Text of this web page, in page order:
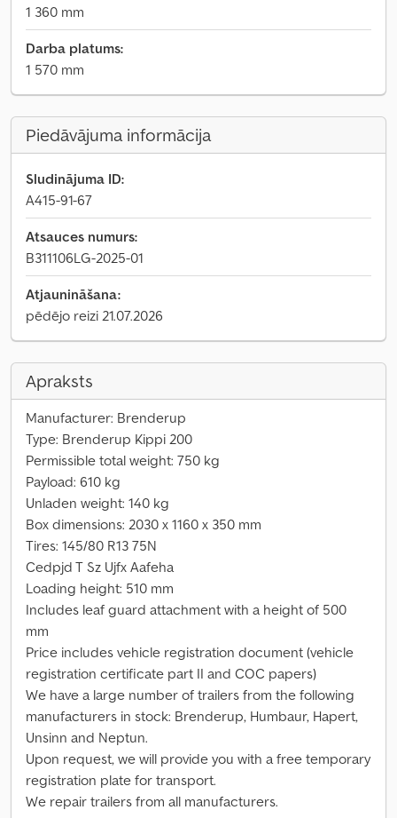
1 360 mm
Darba platums:
1 570 mm
Piedāvājuma informācija
Sludinājuma ID:
A415-91-67
Atsauces numurs:
B311106LG-2025-01
Atjaunināšana:
pēdējo reizi 21.07.2026
Apraksts
Manufacturer: Brenderup
Type: Brenderup Kippi 200
Permissible total weight: 750 kg
Payload: 610 kg
Unladen weight: 140 kg
Box dimensions: 2030 x 1160 x 350 mm
Tires: 145/80 R13 75N
Cedpjd T Sz Ujfx Aafeha
Loading height: 510 mm
Includes leaf guard attachment with a height of 500
mm
Price includes vehicle registration document (vehicle
registration certificate part II and COC papers)
We have a large number of trailers from the following
manufacturers in stock: Brenderup, Humbaur, Hapert,
Unsinn and Neptun.
Upon request, we will provide you with a free temporary
registration plate for transport.
We repair trailers from all manufacturers.